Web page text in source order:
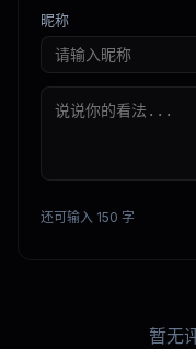
昵称
还可输入 150 字
暂无